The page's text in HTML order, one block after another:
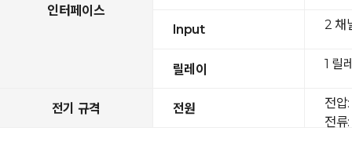
인터페이스
Input
릴레이
전기 규격 전원
2 채
1 릴
전압
전류